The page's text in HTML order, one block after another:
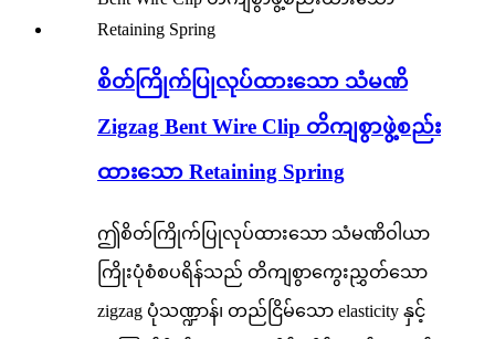
စိတ်ကြိုက်ပြုလုပ်ထားသော သံမဏိ
Zigzag Bent Wire Clip တိကျစွာဖွဲ့စည်း
ထားသော Retaining Spring
ဤစိတ်ကြိုက်ပြုလုပ်ထားသော သံမဏိဝါယာ
ကြိုးပုံစံစပရိန်သည် တိကျစွာကွေးညွှတ်သော
zigzag ပုံသဏ္ဍာန်၊ တည်ငြိမ်သော elasticity နှင့်